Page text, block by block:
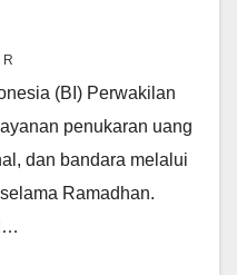
(BI) Perwakilan
penukaran uang
dan bandara melalui
Ramadhan.